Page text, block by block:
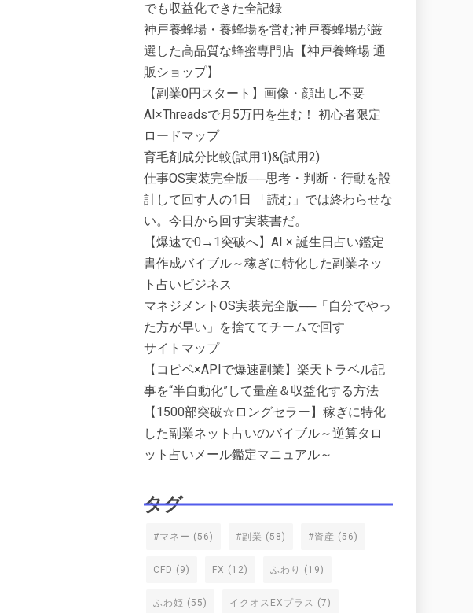
でも収益化できた全記録
神戸養蜂場・養蜂場を営む神戸養蜂場が厳
選した高品質な蜂蜜専門店【神戸養蜂場 通
販ショップ】
【副業0円スタート】画像・顔出し不要
AI×Threadsで月5万円を生む！ 初心者限定
ロードマップ
育毛剤成分比較(試用1)&(試用2)
仕事OS実装完全版──思考・判断・行動を設
計して回す人の1日 「読む」では終わらせな
い。今日から回す実装書だ。
【爆速で0→1突破へ】AI × 誕生日占い鑑定
書作成バイブル～稼ぎに特化した副業ネッ
ト占いビジネス
マネジメントOS実装完全版──「自分でやっ
た方が早い」を捨ててチームで回す
サイトマップ
【コピペ×APIで爆速副業】楽天トラベル記
事を“半自動化”して量産＆収益化する方法
【1500部突破☆ロングセラー】稼ぎに特化
した副業ネット占いのバイブル～逆算タロ
ット占いメール鑑定マニュアル～
タグ
#マネー (56) #副業 (58) #資産 (56)
CFD (9) FX (12) ふわり (19)
ふわ姫 (55) イクオスEXプラス (7)